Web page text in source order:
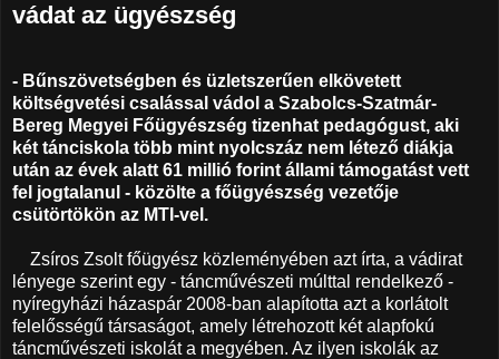
vádat az ügyészség
- Bűnszövetségben és üzletszerűen elkövetett
költségvetési csalással vádol a Szabolcs-Szatmár-
Bereg Megyei Főügyészség tizenhat pedagógust, aki
két tánciskola több mint nyolcszáz nem létező diákja
után az évek alatt 61 millió forint állami támogatást vett
fel jogtalanul - közölte a főügyészség vezetője
csütörtökön az MTI-vel.
Zsíros Zsolt főügyész közleményében azt írta, a vádirat
lényege szerint egy - táncművészeti múlttal rendelkező -
nyíregyházi házaspár 2008-ban alapította azt a korlátolt
felelősségű társaságot, amely létrehozott két alapfokú
táncművészeti iskolát a megyében. Az ilyen iskolák az